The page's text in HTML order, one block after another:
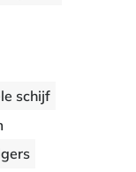
schijf